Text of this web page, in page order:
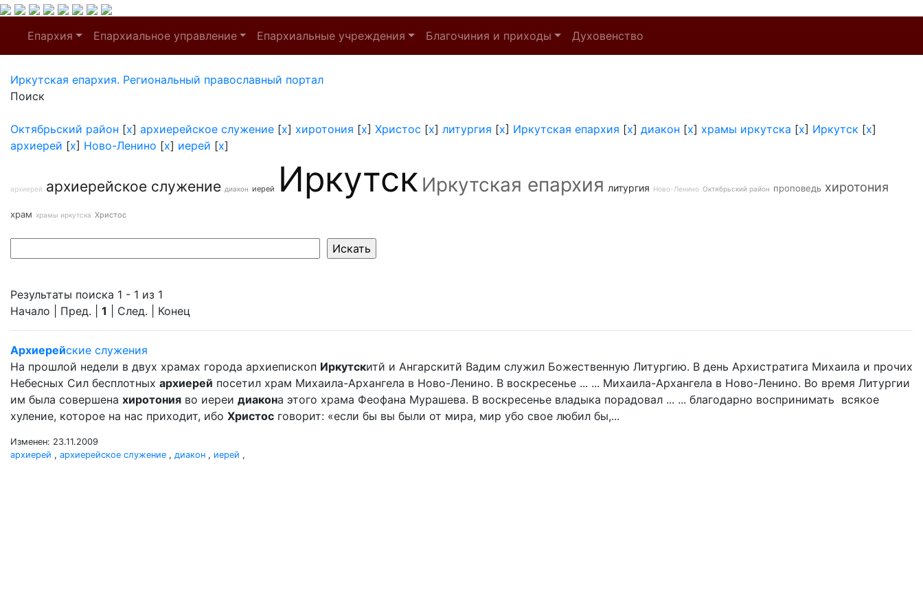
Епархия Епархиальное управление Епархиальные учреждения Благочиния и приходы Духовенство
Иркутская епархия. Региональный православный портал
Поиск
Октябрьский район [x] архиерейское служение [x] хиротония [x] Христос [x] литургия [x] Иркутская епархия [x] диакон [x] храмы иркутска [x] Иркутск [x]
архиерей [x] Ново-Ленино [x] иерей [x]
архиерей архиерейское служение диакон иерей Иркутск Иркутская епархия литургия Ново-Ленино Октябрьский район проповедь хиротония
храм храмы иркутска Христос
Результаты поиска 1 - 1 из 1
Начало | Пред. | 1 | След. | Конец
Архиерейские служения
На прошлой недели в двух храмах города архиепископ Иркутскитй и Ангарскитй Вадим служил Божественную Литургию. В день Архистратига Михаила и прочих
Небесных Сил бесплотных архиерей посетил храм Михаила-Архангела в Ново-Ленино. В воскресенье ... ... Михаила-Архангела в Ново-Ленино. Во время Литургии
им была совершена хиротония во иереи диакона этого храма Феофана Мурашева. В воскресенье владыка порадовал ... ... благодарно воспринимать всякое
хуление, которое на нас приходит, ибо Христос говорит: «если бы вы были от мира, мир убо свое любил бы,...
Изменен: 23.11.2009
архиерей , архиерейское служение , диакон , иерей ,